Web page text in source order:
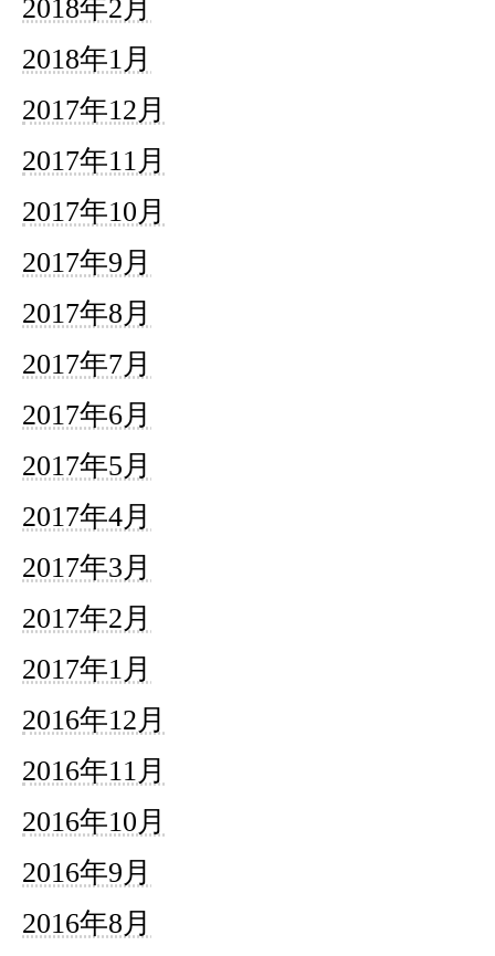
2018年2月
2018年1月
2017年12月
2017年11月
2017年10月
2017年9月
2017年8月
2017年7月
2017年6月
2017年5月
2017年4月
2017年3月
2017年2月
2017年1月
2016年12月
2016年11月
2016年10月
2016年9月
2016年8月